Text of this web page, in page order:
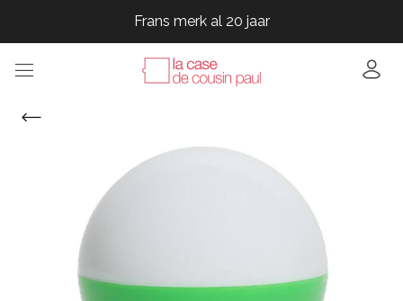
Frans merk al 20 jaar
Frans merk al 20 jaar
Frans merk al 20 jaar